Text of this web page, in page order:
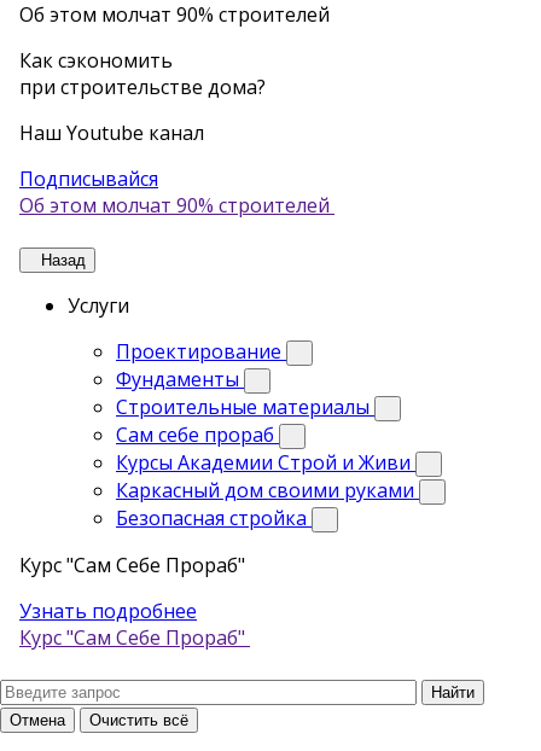
Об этом молчат 90% строителей
Как сэкономить
при строительстве дома?
Наш Youtube канал
Подписывайся
Об этом молчат 90% строителей
Назад
Услуги
Проектирование
Фундаменты
Строительные материалы
Сам себе прораб
Курсы Академии Строй и Живи
Каркасный дом своими руками
Безопасная стройка
Курс "Сам Себе Прораб"
Узнать подробнее
Курс "Сам Себе Прораб"
Отмена Очистить всё